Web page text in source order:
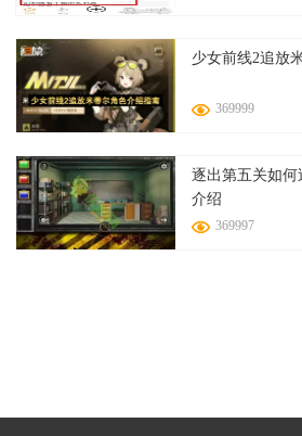
同社交媒体平台定制发布内容，操作直接高
时预览，帮助用户快速找到心仪的视觉风
的快速切换，大幅简化专业级修图流程。
少女前线2追放
369999
逐出第五关如
介绍
369997